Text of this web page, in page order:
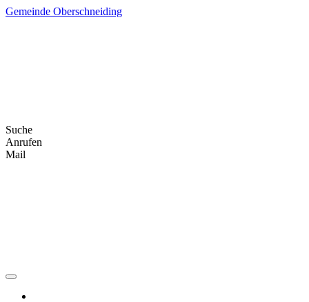
Skip
Gemeinde Oberschneiding
Suche
Anrufen
Mail